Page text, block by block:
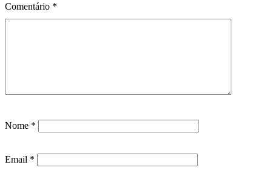
Comentário *
Nome *
Email *